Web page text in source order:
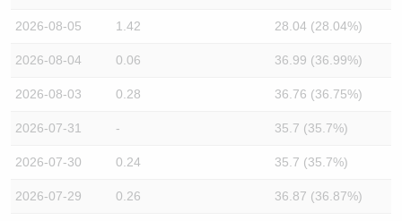
2026-08-05 1.42 28.04 (28.04%)
2026-08-04 0.06 36.99 (36.99%)
2026-08-03 0.28 36.76 (36.75%)
2026-07-31 - 35.7 (35.7%)
2026-07-30 0.24 35.7 (35.7%)
2026-07-29 0.26 36.87 (36.87%)